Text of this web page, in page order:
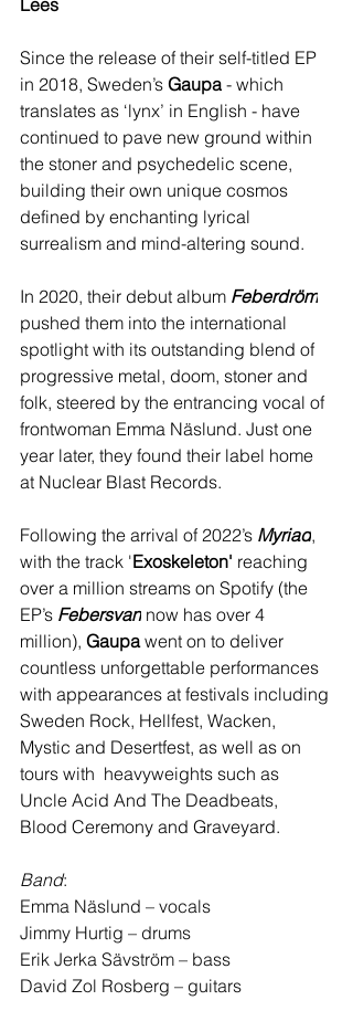
Since the release of their self-titled EP
in 2018, Sweden’s Gaupa - which
translates as ‘lynx’ in English - have
continued to pave new ground within
the stoner and psychedelic scene,
building their own unique cosmos
defined by enchanting lyrical
surrealism and mind-altering sound.
In 2020, their debut album Feberdröm
pushed them into the international
spotlight with its outstanding blend of
progressive metal, doom, stoner and
folk, steered by the entrancing vocal of
frontwoman Emma Näslund. Just one
year later, they found their label home
at Nuclear Blast Records.
Following the arrival of 2022’s Myriad,
with the track 'Exoskeleton' reaching
over a million streams on Spotify (the
EP’s Febersvan now has over 4
million), Gaupa went on to deliver
countless unforgettable performances
with appearances at festivals including
Sweden Rock, Hellfest, Wacken,
Mystic and Desertfest, as well as on
tours with  heavyweights such as
Uncle Acid And The Deadbeats,
Blood Ceremony and Graveyard.
Band:
Emma Näslund – vocals
Jimmy Hurtig – drums
Erik Jerka Sävström – bass
David Zol Rosberg – guitars